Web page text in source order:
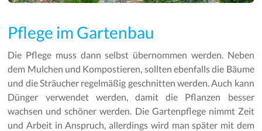
Pflege im Gartenbau
Die Pflege muss dann selbst übernommen werden. Neben
dem Mulchen und Kompostieren, sollten ebenfalls die Bäume
und die Sträucher regelmäßig geschnitten werden. Auch kann
Dünger verwendet werden, damit die Pflanzen besser
wachsen und schöner werden. Die Gartenpflege nimmt Zeit
und Arbeit in Anspruch, allerdings wird man später mit dem